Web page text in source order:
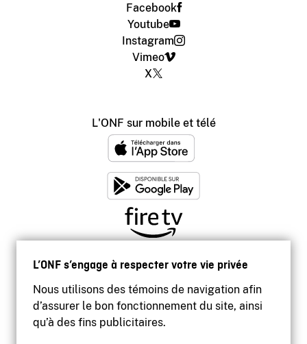
L’ONF s’engage à respecter votre vie privée
Nous utilisons des témoins de navigation afin
d’assurer le bon fonctionnement du site, ainsi
qu’à des fins publicitaires.
Facebook
Youtube
Instagram
Vimeo
X
L'ONF sur mobile et télé